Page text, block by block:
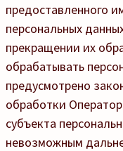
предоставленного
персональных
прекращении их
обрабатывать
предусмотрено
обработки
субъекта
невозможным